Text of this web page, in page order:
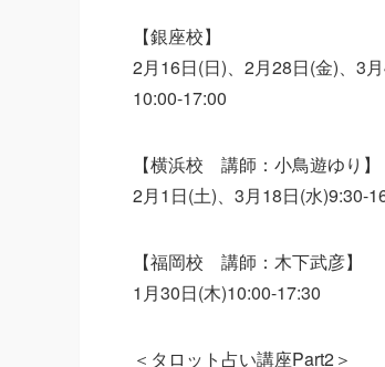
【銀座校】
2月16日(日)、2月28日(金)、3
10:00-17:00
【横浜校 講師：小鳥遊ゆり】
2月1日(土)、3月18日(水)9:30-
【福岡校 講師：木下武彦】
1月30日(木)10:00-17:30
＜タロット占い講座Part2＞